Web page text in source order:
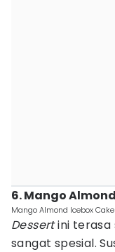
6. Mango
Mango Almond Icebox
Dessertini terasa
sangat spesial.